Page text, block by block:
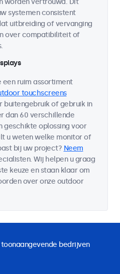
worden vertrouwd. Dit
systemen consistent
uitbreiding of vervanging
over compatibiliteit of
een ruim assortiment
touchscreens
buitengebruik of gebruik in
dan 60 verschillende
geschikte oplossing voor
u weten welke monitor of
bij uw project? Neem
Wij helpen u graag
keuze en staan klaar om
over onze outdoor
bedrijven